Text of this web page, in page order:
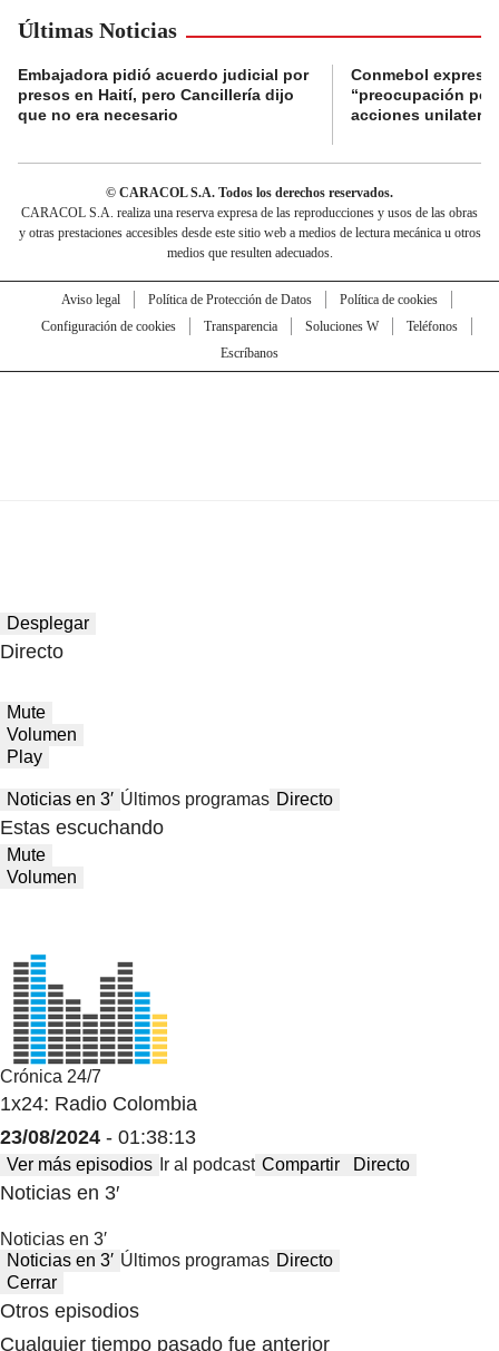
Últimas Noticias
Embajadora pidió acuerdo judicial por
presos en Haití, pero Cancillería dijo
que no era necesario
Conmebol expresó
“preocupación
acciones
© CARACOL S.A. Todos los derechos reservados.
CARACOL S.A. realiza una reserva expresa de las reproducciones y usos de las obras
y otras prestaciones accesibles desde este sitio web a medios de lectura mecánica u otros
medios que resulten adecuados.
Aviso legal Política de Protección de Datos
Política de cookies
Configuración de cookies
Transparencia Soluciones W
Teléfonos
Escríbanos
Desplegar
Directo
Mute
Volumen
Play
Noticias en 3′ Últimos programas Directo
Estas escuchando
Mute
Volumen
Crónica 24/7
1x24: Radio Colombia
23/08/2024 - 01:38:13
Ver más episodios Ir al podcast Compartir Directo
Noticias en 3′
Noticias en 3′
Noticias en 3′ Últimos programas Directo
Cerrar
Otros episodios
Cualquier tiempo pasado fue anterior